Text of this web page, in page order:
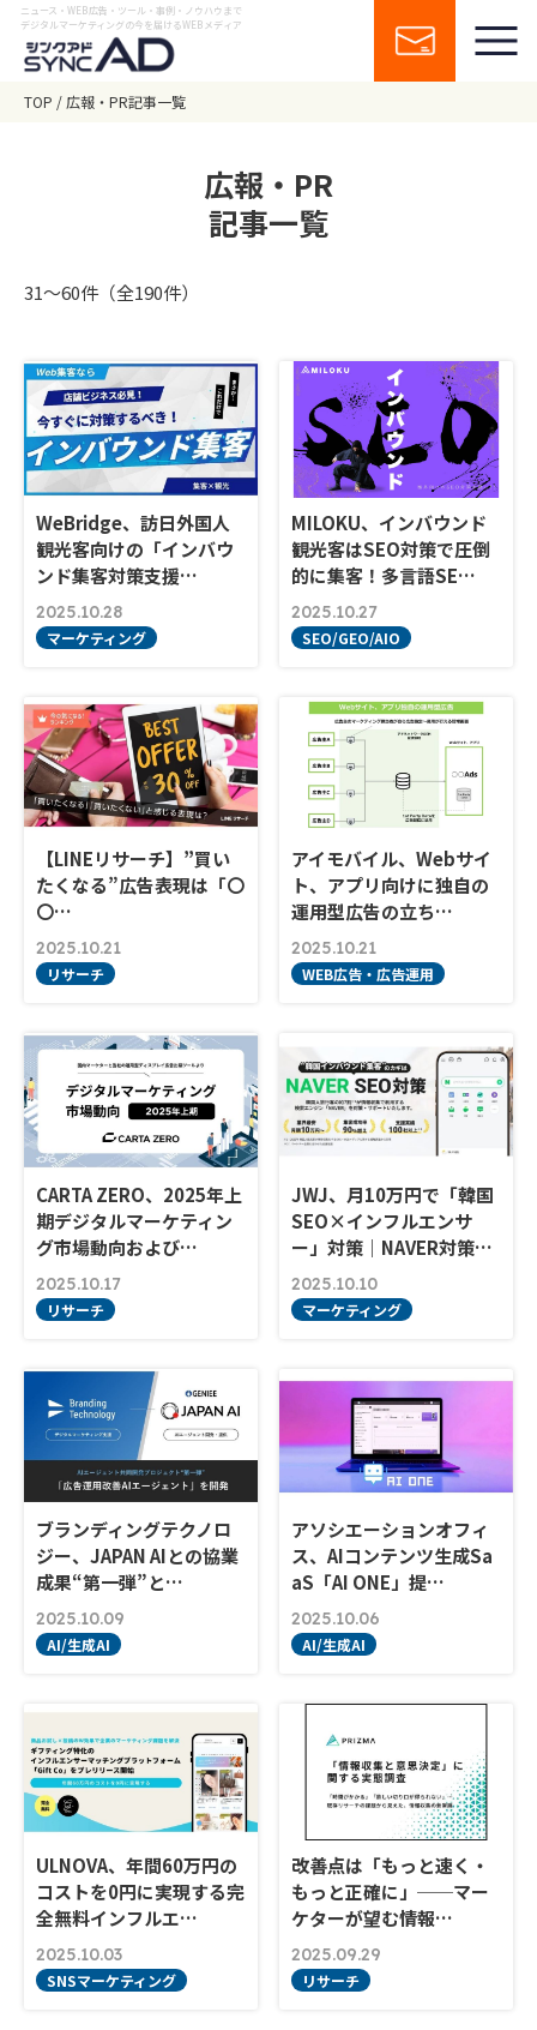
ニュース・WEB広告・ツール・事例・ノウハウまで
デジタルマーケティングの今を届けるWEBメディア
TOP 広報・PR記事一覧
広報・PR
記事一覧
31〜60件（全190件）
WeBridge、訪日外国人
観光客向けの「インバウ
ンド集客対策支援…
2025.10.28
マーケティング
MILOKU、インバウンド
観光客はSEO対策で圧倒
的に集客！多言語SE…
2025.10.27
SEO/GEO/AIO
【LINEリサーチ】”買い
たくなる”広告表現は「〇
〇…
2025.10.21
リサーチ
アイモバイル、Webサイ
ト、アプリ向けに独自の
運用型広告の立ち…
2025.10.21
WEB広告・広告運用
CARTA ZERO、2025年上
期デジタルマーケティン
グ市場動向および…
2025.10.17
リサーチ
JWJ、月10万円で「韓国
SEO×インフルエンサ
ー」対策｜NAVER対策…
2025.10.10
マーケティング
ブランディングテクノロ
ジー、JAPAN AIとの協業
成果“第一弾”と…
2025.10.09
AI/生成AI
アソシエーションオフィ
ス、AIコンテンツ生成Sa
aS「AI ONE」提…
2025.10.06
AI/生成AI
ULNOVA、年間60万円の
コストを0円に実現する完
全無料インフルエ…
2025.10.03
SNSマーケティング
改善点は「もっと速く・
もっと正確に」──マー
ケターが望む情報…
2025.09.29
リサーチ